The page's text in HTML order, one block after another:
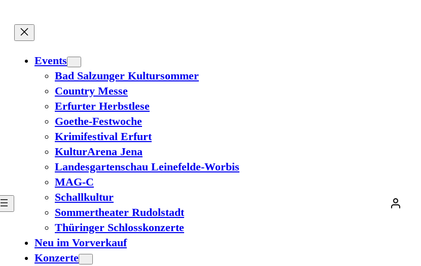
Events
Bad Salzunger Kultursommer
Country Messe
Erfurter Herbstlese
Goethe-Festwoche
Krimifestival Erfurt
KulturArena Jena
Landesgartenschau Leinefelde-Worbis
MAG-C
Schallkultur
Sommertheater Rudolstadt
Thüringer Schlosskonzerte
Neu im Vorverkauf
Konzerte